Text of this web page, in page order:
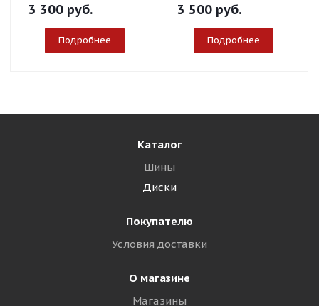
3 300 руб.
Подробнее
3 500 руб.
Подробнее
Каталог
Шины
Диски
Покупателю
Условия доставки
О магазине
Магазины